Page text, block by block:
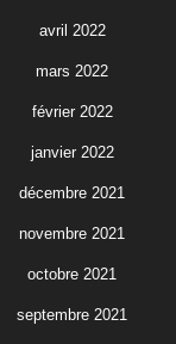
avril 2022
mars 2022
février 2022
janvier 2022
décembre 2021
novembre 2021
octobre 2021
septembre 2021